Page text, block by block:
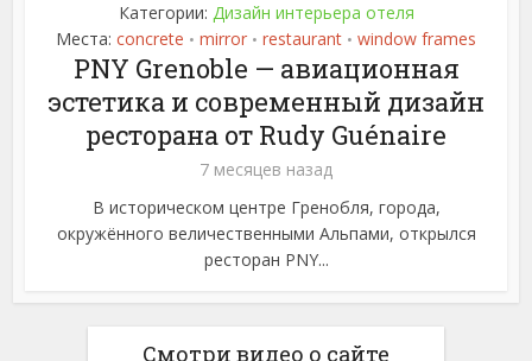
Категории: Дизайн интерьера отеля
Места: concrete • mirror • restaurant • window frames
PNY Grenoble — авиационная
эстетика и современный дизайн
ресторана от Rudy Guénaire
7 месяцев назад
В историческом центре Гренобля, города,
окружённого величественными Альпами, открылся
ресторан PNY...
Смотри видео о сайте